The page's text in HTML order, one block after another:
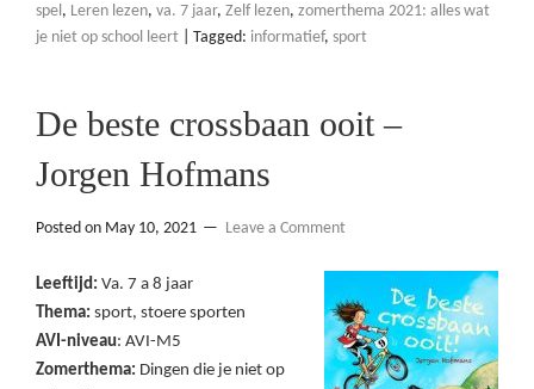
spel, Leren lezen, va. 7 jaar, Zelf lezen, zomerthema 2021: alles wat
je niet op school leert
Tagged: informatief, sport
De beste crossbaan ooit –
Jorgen Hofmans
Posted on May 10, 2021 Leave a Comment
Leeftijd: Va. 7 a 8 jaar
Thema: sport, stoere sporten
AVI-niveau: AVI-M5
Zomerthema: Dingen die je niet op